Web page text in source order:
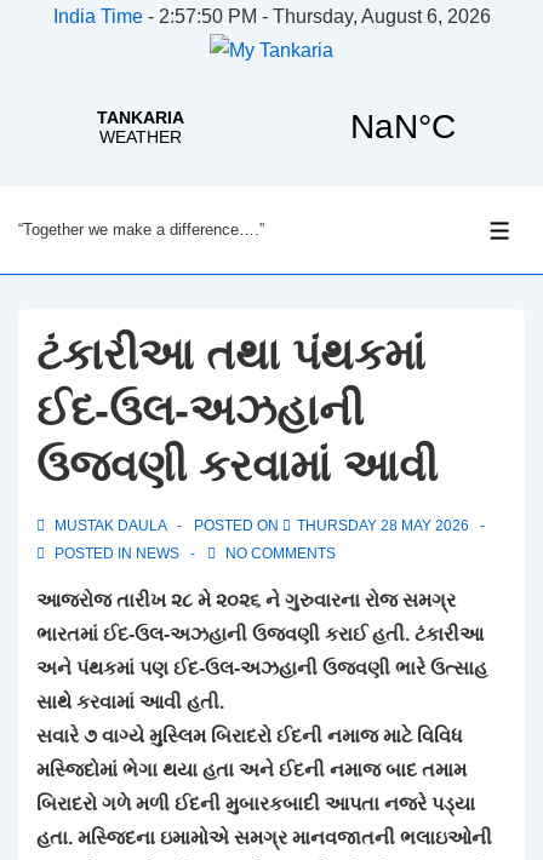
India Time- 2:57:51 PM - Thursday, August 6, 2026
Skip
to
Content
“Together we make a difference….”
ટંકારીઆ તથા પંથકમાં
ઈદ-ઉલ-અઝહાની
ઉજવણી કરવામાં આવી
MUSTAK DAULA POSTED ON
THURSDAY 28 MAY 2026
POSTED IN NEWS NO COMMENTS
આજરોજ તારીખ ૨૮ મે ૨૦૨૬ ને ગુરુવારના રોજ સમગ્ર
ભારતમાં ઈદ-ઉલ-અઝહાની ઉજવણી કરાઈ હતી. ટંકારીઆ
અને પંથકમાં પણ ઈદ-ઉલ-અઝહાની ઉજવણી ભારે ઉત્સાહ
સાથે કરવામાં આવી હતી.
સવારે ૭ વાગ્યે મુસ્લિમ બિરાદરો ઈદની નમાજ માટે વિવિધ
મસ્જિદોમાં ભેગા થયા હતા અને ઈદની નમાજ બાદ તમામ
બિરાદરો ગળે મળી ઈદની મુબારકબાદી આપતા નજરે પડ્યા
હતા. મસ્જિદના ઇમામોએ સમગ્ર માનવજાતની ભલાઇઓની